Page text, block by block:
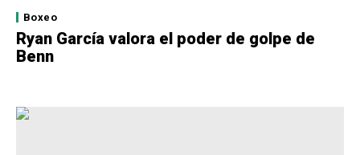
Boxeo
Ryan García valora el poder de golpe de
Benn